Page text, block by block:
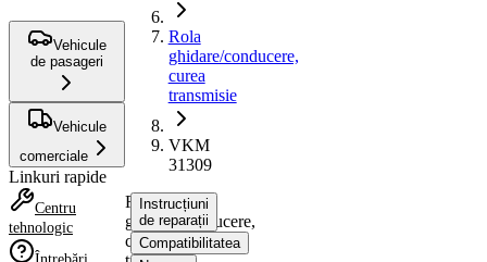
Vehicule
de pasageri
Vehicule
comerciale
Linkuri rapide
Centru
tehnologic
Rola
ghidare/conducere,
curea
transmisie
VKM
31309
Rola
ghidare/conducere,
curea
Instrucțiuni
de reparații
Compatibilitatea